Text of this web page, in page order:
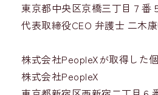
東京都中央区京橋三丁目７
代表取締役CEO 弁護士 二木
株式会社PeopleXが取得した
株式会社PeopleX